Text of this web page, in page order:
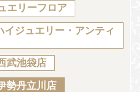
Catalog
CH KO
エリーフロア
ジュエリー・アンティ
武池袋店
勢丹立川店